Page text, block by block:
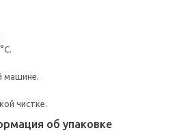
машине.
чистке.
об упаковке